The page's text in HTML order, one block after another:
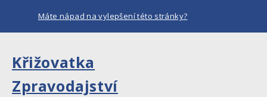
Máte nápad na vylepšení této stránky?
Křižovatka
Zpravodajství